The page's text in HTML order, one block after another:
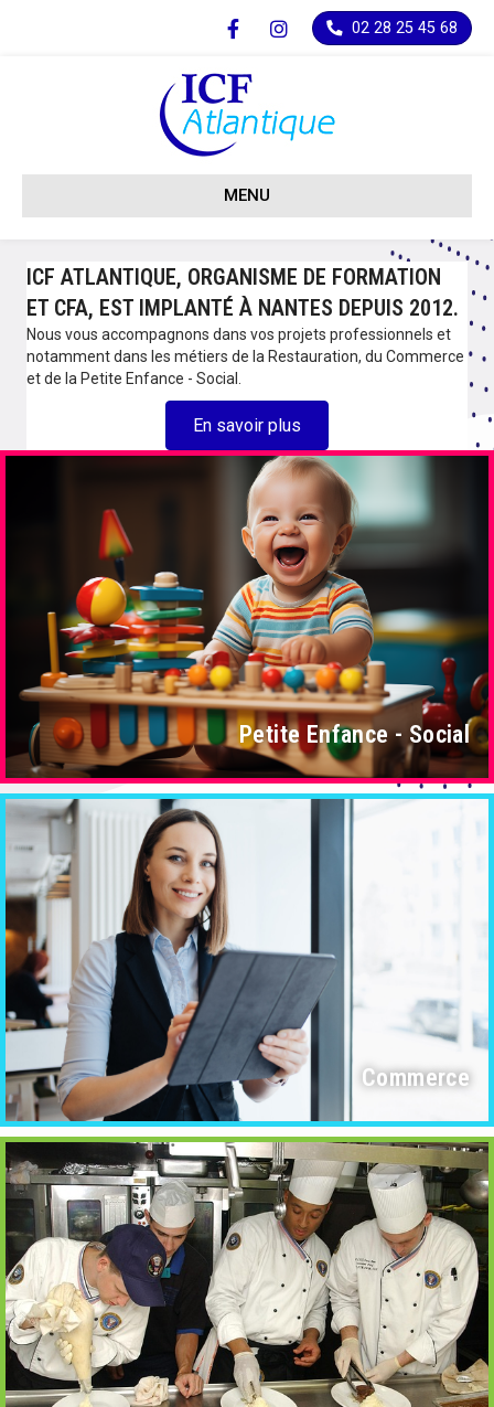
Facebook Instagram 02 28 25 45 68
MENU
ICF ATLANTIQUE, ORGANISME DE FORMATION
ET CFA, EST IMPLANTÉ À NANTES DEPUIS 2012.
Nous vous accompagnons dans vos projets professionnels et
notamment dans les métiers de la Restauration, du Commerce
et de la Petite Enfance - Social.
En savoir plus
Petite Enfance - Social
Commerce